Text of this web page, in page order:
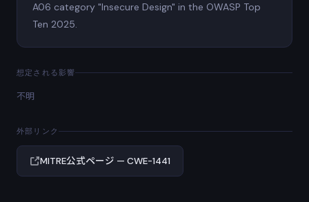
A06 category "Insecure Design" in the OWASP Top
Ten 2025.
想定される影響
不明
外部リンク
MITRE公式ページ — CWE-1441